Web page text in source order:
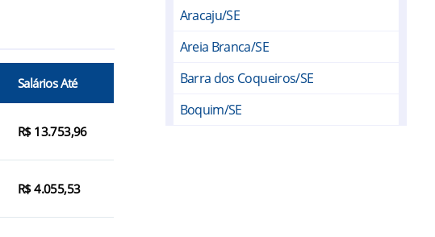
Salários Até
R$ 13.753,96
R$ 4.055,53
Aracaju/SE
Areia Branca/SE
Barra dos Coqueiros/SE
Boquim/SE